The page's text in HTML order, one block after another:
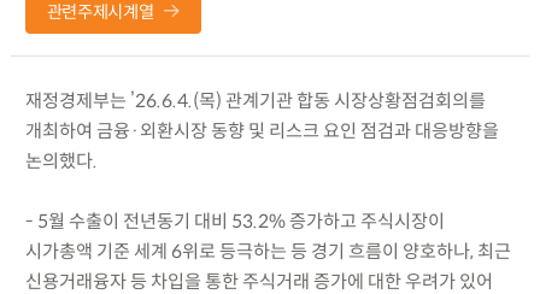
관련주제시계열
재정경제부는 ’26.6.4.(목) 관계기관 합동 시장상황점검회의를
개최하여 금융·외환시장 동향 및 리스크 요인 점검과 대응방향을
논의했다.
- 5월 수출이 전년동기 대비 53.2% 증가하고 주식시장이
시가총액 기준 세계 6위로 등극하는 등 경기 흐름이 양호하나, 최근
신용거래융자 등 차입을 통한 주식거래 증가에 대한 우려가 있어